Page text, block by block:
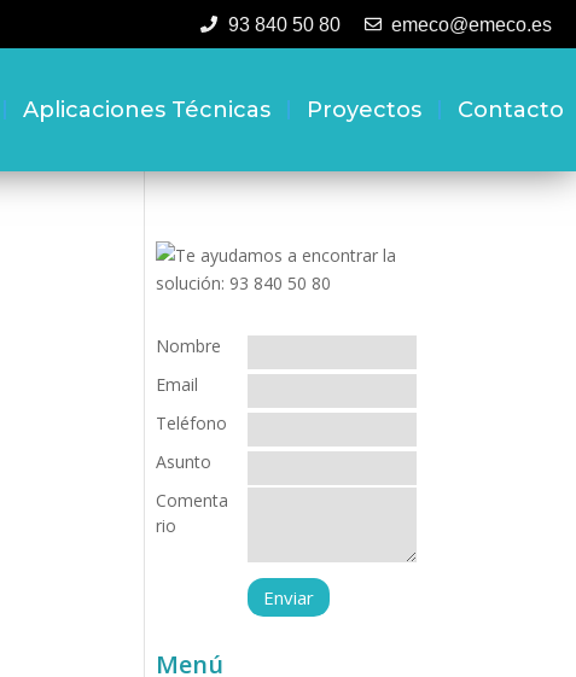
93 840 50 80 emeco@emeco.es
Aplicaciones Técnicas Proyectos Contacto
Nombre
Email
Teléfono
Asunto
Comenta
rio
Menú